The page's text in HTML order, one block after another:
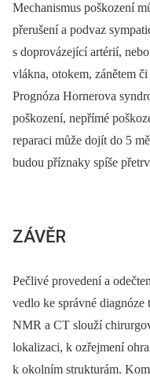
Mechanismus poškození
přerušení a podvaz
s doprovázející artérií,
vlákna, otokem, zánětem
Prognóza Hornerova
poškození, nepřímé
reparaci může dojít do 5
budou příznaky spíše
ZÁVĚR
Pečlivé provedení a
vedlo ke správné
NMR a CT slouží
lokalizaci, k ozřejmení
k okolním strukturám.